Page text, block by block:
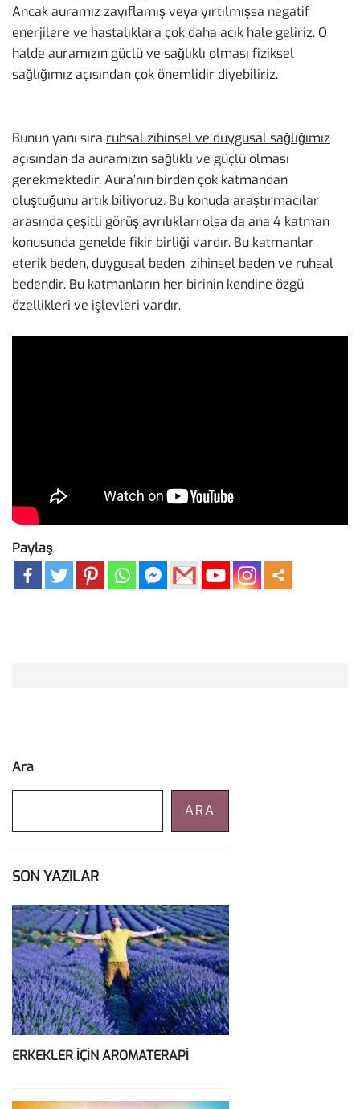
Ancak auramız zayıflamış veya yırtılmışsa negatif
enerjilere ve hastalıklara çok daha açık hale geliriz. O
halde auramızın güçlü ve sağlıklı olması fiziksel
sağlığımız açısından çok önemlidir diyebiliriz.
Bunun yanı sıra ruhsal zihinsel ve duygusal sağlığımız
açısından da auramızın sağlıklı ve güçlü olması
gerekmektedir. Aura’nın birden çok katmandan
oluştuğunu artık biliyoruz. Bu konuda araştırmacılar
arasında çeşitli görüş ayrılıkları olsa da ana 4 katman
konusunda genelde fikir birliği vardır. Bu katmanlar
eterik beden, duygusal beden, zihinsel beden ve ruhsal
bedendir. Bu katmanların her birinin kendine özgü
özellikleri ve işlevleri vardır.
Paylaş
Ara
ARA
SON YAZILAR
ERKEKLER İÇİN AROMATERAPİ